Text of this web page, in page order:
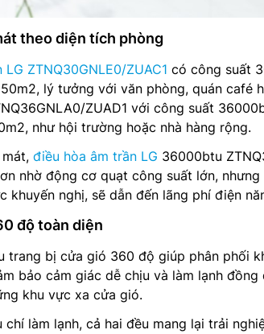
theo diện tích phòng
ZTNQ30GNLE0/ZUAC1 có công suất
lý tưởng với văn phòng, quán café
ZUAD1 với công suất
như hội trường hoặc nhà hàng rộng.
điều hòa âm trần LG 36000btu
nhờ động cơ quạt công suất lớn,
khuyến nghị, sẽ dẫn đến lãng phí điện
độ toàn diện
trang bị cửa gió 360 độ giúp phân phối
bảo cảm giác dễ chịu và làm lạnh
khu vực xa cửa gió.
làm lạnh, cả hai đều mang lại trải